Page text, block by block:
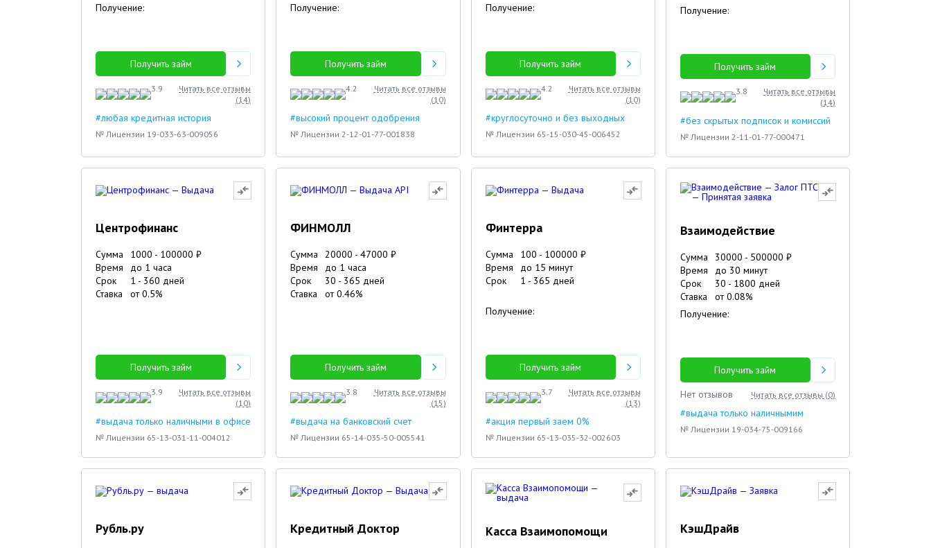
Получение:
Получить займ
3.9
Читать все отзывы
(14)
#любая кредитная история
№ Лицензии 19-033-63-009056
Получение:
Получить займ
4.2
Читать все отзывы
(10)
#высокий процент одобрения
№ Лицензии 2-12-01-77-001838
Получение:
Получить займ
4.2
Читать все отзывы
(10)
#круглосуточно и без выходных
№ Лицензии 65-15-030-45-006452
Получение:
Получить займ
3.8
Читать все отзывы
(14)
#без скрытых подписок и комиссий
№ Лицензии 2-11-01-77-000471
Центрофинанс
Сумма 1000 - 100000 ₽
Время
до 1 часа
Срок
1 - 360 дней
Ставка
от0.5%
Получить займ
3.9
Читать все отзывы
(10)
#выдача только наличными в офисе
№ Лицензии 65-13-031-11-004012
ФИНМОЛЛ
Сумма 20000 -47000 ₽
Время
до 1 часа
Срок
30 - 365 дней
Ставка
от0.46%
Получить займ
3.8
Читать все отзывы
(15)
#выдача на банковский счет
№ Лицензии 65-14-035-50-005541
Финтерра
Сумма 100 - 100000 ₽
Время
до 15 минут
Срок
1 - 365 дней
Получение:
Получить займ
3.7
Читать все отзывы
(13)
#акция первый заем 0%
№ Лицензии 65-13-035-32-002603
Взаимодействие
Сумма 30000 - 500000 ₽
Время
до 30 минут
Срок
30 - 1800 дней
Ставка
от0.08%
Получение:
Получить займ
Нет отзывов
Читать все отзывы (0)
#выдача только наличнымим
№ Лицензии 19-034-75-009166
Рубль.ру Кредитный Доктор Касса Взаимопомощи КэшДрайв